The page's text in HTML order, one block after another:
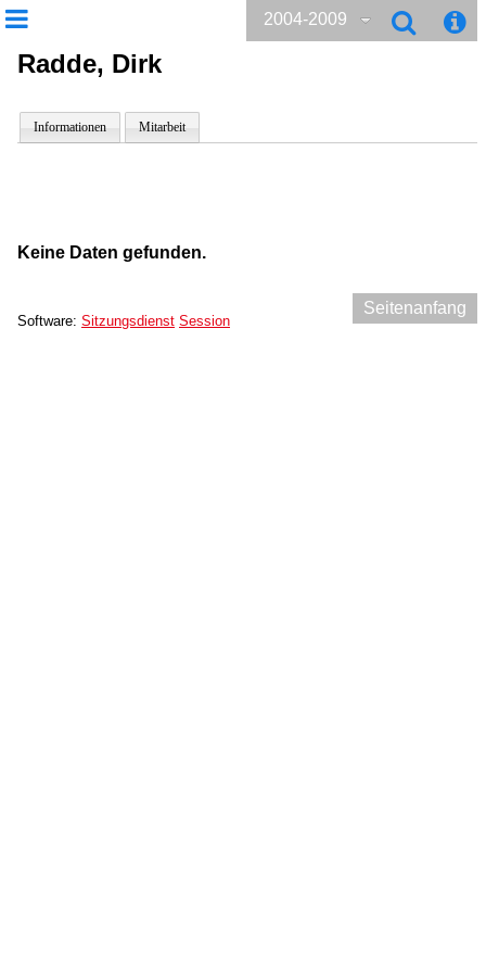
2004-2009
Radde, Dirk
Informationen Mitarbeit
Keine Daten gefunden.
Seitenanfang
Software: Sitzungsdienst Session